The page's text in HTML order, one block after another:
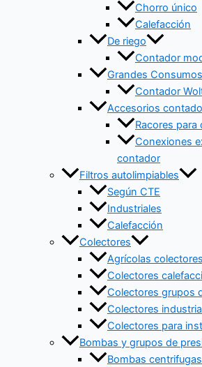
Chorro único
Calefacción
De riego
Contador
Grandes Consumos
Contador
Accesorios
Racores
Conexiones
contador
Filtros autolimpiables
Según CTE
Industriales
Calefacción
Colectores
Agrícolas colectores
Colectores
Colectores grupos
Colectores
Colectores para
Bombas y grupos de
Bombas